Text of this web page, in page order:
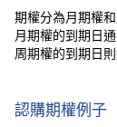
期權分為月期權和
月期權的到期日
周期權的到期日
認購期權例子